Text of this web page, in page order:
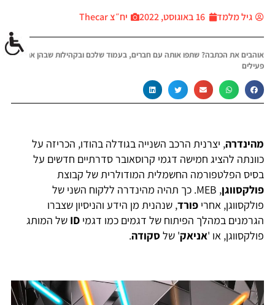
גיל מלמד 16 באוגוסט, 2022 יח״צ Thecar
אוהבים את הכתבה? שתפו אותה עם חברים, בעמוד שלכם ובקהילות שבהן אתם
פעילים
מהינדרה, יצרנית הרכב השנייה בגודלה בהודו, הכריזה על
כוונתה להציג חמישה דגמי קרוסאובר סדרתיים חדשים על
בסיס הפלטפורמה החשמלית המודולרית של קבוצת
פולקסווגן
, MEB. כך תהיה מהינדרה ללקוח השני של
פולקסווגן, אחרי פורד, שנהנית מן הידע והניסיון שצברו
הגרמנים במהלך הפיתוח של דגמים כמו דגמי ID של המותג
פולקסווגן, או 'אניאק' של סקודה.